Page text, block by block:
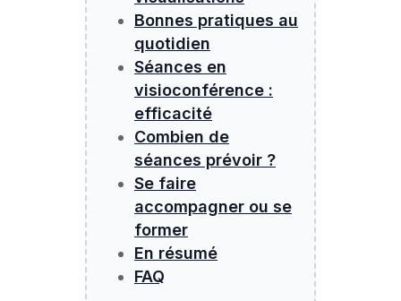
Bonnes pratiques au
quotidien
Séances en
visioconférence :
efficacité
Combien de
séances prévoir ?
Se faire
accompagner ou se
former
En résumé
FAQ